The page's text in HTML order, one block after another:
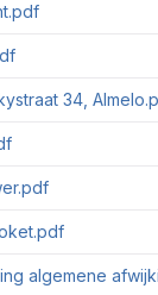
34,
algemene